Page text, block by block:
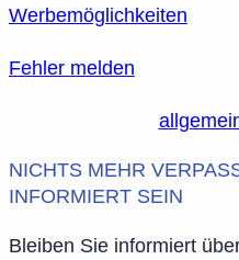
Werbemöglichkeiten
Fehler melden
NICHTS MEHR
INFORMIERT SEIN
Bleiben Sie informiert